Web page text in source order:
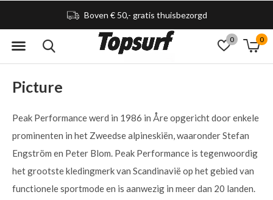
0 0
Boven € 50,- gratis thuisbezorgd
Picture
Peak Performance werd in 1986 in Åre opgericht door enkele
prominenten in het Zweedse alpineskiën, waaronder Stefan
Engström en Peter Blom. Peak Performance is tegenwoordig
het grootste kledingmerk van Scandinavië op het gebied van
functionele sportmode en is aanwezig in meer dan 20 landen.